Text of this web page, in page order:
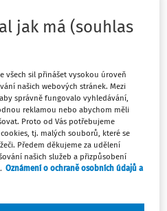
služeb (FKSP)
ohledně čerpání z FKSP v
se o víkendový pobyt
který začíná pátečním
možné jej uhradit z FKSP? Z
pobyt začínající v pátek není
má nástup až večer a
doby. Z jakého důvodu by
jak má (souhlas
všech sil přinášet vysokou úroveň
našich webových stránek. Mezi
správně fungovalo vyhledávání,
reklamou nebo abychom měli
Proto od Vás potřebujeme
tj. malých souborů, které se
Předem děkujeme za udělení
našich služeb a přizpůsobení
Oznámení o ochraně osobních údajů a